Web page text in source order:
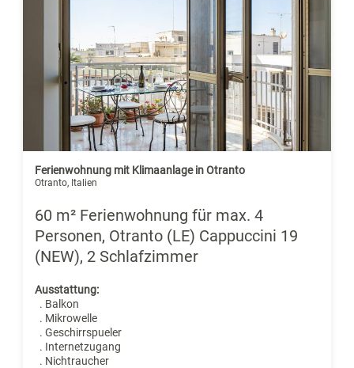
Ferienwohnung mit Klimaanlage in Otranto
Otranto, Italien
60 m² Ferienwohnung für max. 4
Personen, Otranto (LE) Cappuccini 19
(NEW), 2 Schlafzimmer
Ausstattung:
. Balkon
. Mikrowelle
. Geschirrspueler
. Internetzugang
. Nichtraucher